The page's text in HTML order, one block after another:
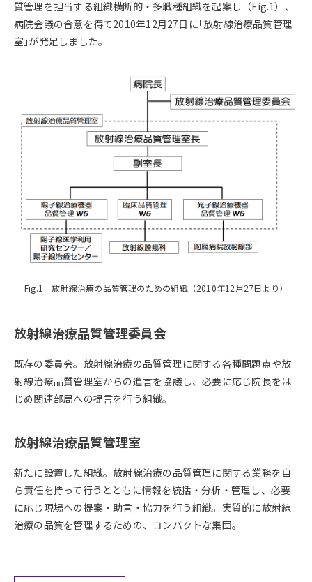
質管理を担当する組織横断的・多職種組織を起案し（Fig.1）、
病院会議の合意を得て2010年12月27日に｢放射線治療品質管理
室｣が発足しました。
Fig.1 放射線治療の品質管理のための組織（2010年12月27日より）
放射線治療品質管理委員会
既存の委員会。放射線治療の品質管理に関する各種問題点や放
射線治療品質管理室からの進言を協議し、必要に応じ院長をは
じめ関連部局への提言を行う組織。
放射線治療品質管理室
新たに設置した組織。放射線治療の品質管理に関する業務を自
ら責任を持って行うとともに情報を統括・分析・管理し、必要
に応じ現場への提案・助言・協力を行う組織。実質的に放射線
治療の品質を管理するための、コンパクトな集団。